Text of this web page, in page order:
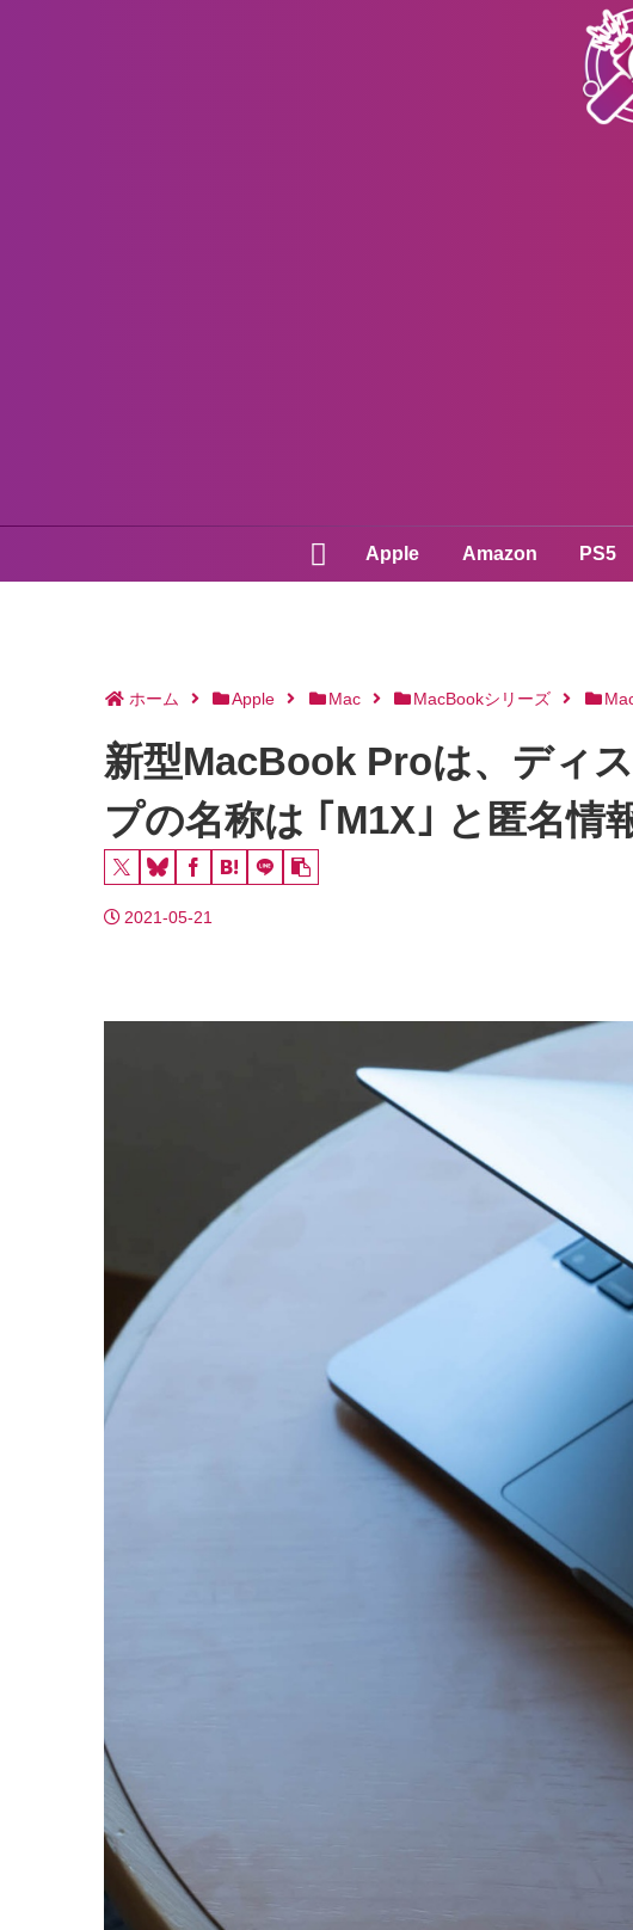
Apple Amazon PS5
ホーム Apple Mac MacBookシリーズ
新型MacBook Proは、ディ
プの名称は ｢M1X｣ と匿名情
2021-05-21